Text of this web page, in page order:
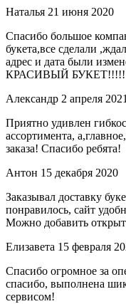
Наталья 21 июня 2020
Спасибо большое
букета,все сделали
адрес и дата были
КРАСИВЫЙ
Александр 2 апреля 2021
Приятно удивлен
ассортимента,
заказа! Спасибо ребята!
Антон 15 декабря 2020
Заказывал доставку
понравилось, сайт
Можно добавить
Елизавета 15 февраля
Спасибо огромное за
спасибо, выполнена
сервисом!